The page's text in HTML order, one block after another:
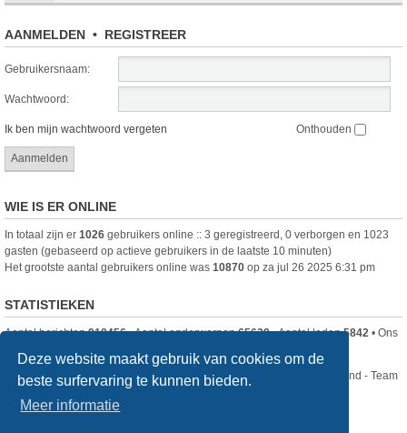
Deze website maakt gebruik van cookies om de
beste surfervaring te kunnen bieden.
Meer informatie
AANMELDEN • REGISTREER
Gebruikersnaam:
Wachtwoord:
Ik ben mijn wachtwoord vergeten Onthouden
WIE IS ER ONLINE
In totaal zijn er 1026 gebruikers online :: 3 geregistreerd, 0 verborgen en 1023
gasten (gebaseerd op actieve gebruikers in de laatste 10 minuten)
Het grootste aantal gebruikers online was 10870 op za jul 26 2025 6:31 pm
STATISTIEKEN
Aantal berichten918456• Aantal onderwerpen65629• Aantal leden5842 • Ons
Nikon Club Nederland - Team
Forum